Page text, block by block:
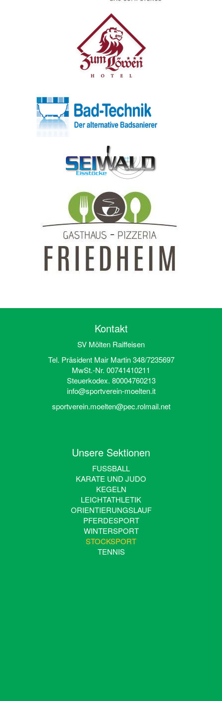
Kontakt
SV Mölten Raiffeisen
Tel. Präsident Mair Martin 348/7235697
MwSt.-Nr. 00741410211
Steuerkodex. 80004760213
info@sportverein-moelten.it
sportverein.moelten@pec.rolmail.net
Unsere Sektionen
FUSSBALL
KARATE UND JUDO
KEGELN
LEICHTATHLETIK
ORIENTIERUNGSLAUF
PFERDESPORT
WINTERSPORT
STOCKSPORT
TENNIS